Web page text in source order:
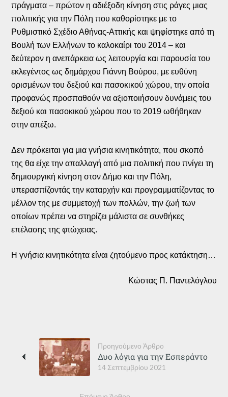
πράγματα – πρώτον η αδιέξοδη κίνηση στις ράγες μιας
πολιτικής για την Πόλη που καθορίστηκε με το
Ρυθμιστικό Σχέδιο Αθήνας-Αττικής και ψηφίστηκε από τη
Βουλή των Ελλήνων το καλοκαίρι του 2014 – και
δεύτερον η ανεπάρκεια ως λειτουργία και παρουσία του
εκλεγέντος ως δημάρχου Γιάννη Βούρου, με ευθύνη
ορισμένων του δεξιού και πασοκικού χώρου, την οποία
προφανώς προσπαθούν να αξιοποιήσουν δυνάμεις του
δεξιού και πασοκικού χώρου που το 2019 ωθήθηκαν
στην απέξω.
Δεν πρόκειται για μια γνήσια κινητικότητα, που σκοπό
της θα είχε την απαλλαγή από μια πολιτική που πνίγει τη
δημιουργική κίνηση στον Δήμο και την Πόλη,
υπερασπίζοντάς την καταρχήν και προγραμματίζοντας το
μέλλον της με συμμετοχή των πολλών, την ζωή των
οποίων πρέπει να στηρίζει μάλιστα σε συνθήκες
επέλασης της φτώχειας.
Η γνήσια κινητικότητα είναι ζητούμενο προς κατάκτηση…
Κώστας Π. Παντελόγλου
Προηγούμενο Άρθρο
14 Σεπτεμβρίου 2021
Δυο λόγια για την Εσπεράντο